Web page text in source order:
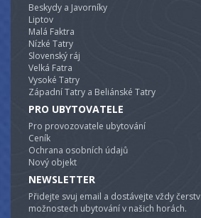
Beskydy a Javorníky
Liptov
Malá Faktra
Nízké Tatry
Slovenský ráj
Velká Fatra
Vysoké Tatry
Západní Tatry a Beliánské Tatry
PRO UBYTOVATELE
Pro provozovatele ubytování
Ceník
Ochrana osobních údajů
Nový objekt
NEWSLETTER
Přidejte svuj email a dostávejte vždy
možnostech ubytování v našich horách.